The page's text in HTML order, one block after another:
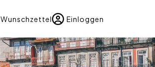
Wunschzettel Einloggen